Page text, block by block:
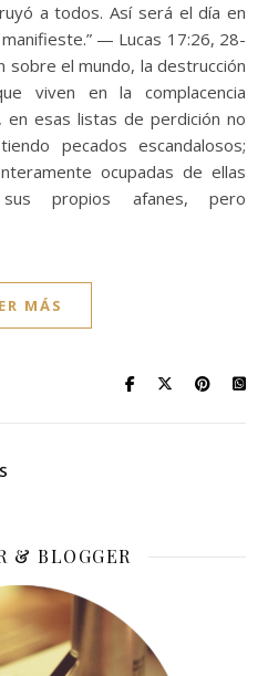
a todos. Así será el día en
— Lucas 17:26, 28-
sobre el mundo, la destrucción
viven en la complacencia
en esas listas de perdición no
pecados escandalosos;
ocupadas de ellas
propios afanes, pero
MÁS
& BLOGGER